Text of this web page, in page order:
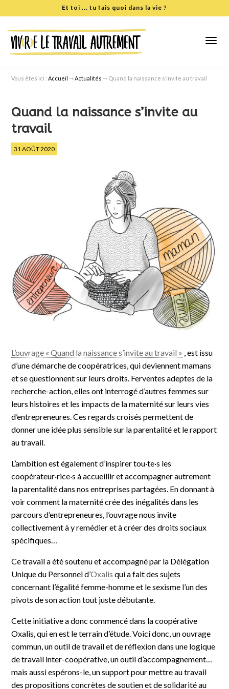
Et toi ... tu fais quoi dans la vie ?
Vous êtes ici :Accueil ⇾Actualités ⇾ Quand la naissance s’invite au travail
Quand la naissance s’invite au
travail
31 AOÛT 2020
L’ouvrage « Quand la naissance s’invite au travail » , est issu
d’une démarche de coopératrices, qui deviennent mamans
et se questionnent sur leurs droits. Ferventes adeptes de la
recherche-action, elles ont interrogé d’autres femmes sur
leurs histoires et les impacts de la maternité sur leurs vies
d’entrepreneures. Ces regards croisés permettent de
donner une idée plus sensible sur la parentalité et le rapport
au travail.
L’ambition est également d’inspirer tou·te·s les
coopérateur·rice·s à accueillir et accompagner autrement
la parentalité dans nos entreprises partagées. En donnant à
voir comment la maternité crée des inégalités dans les
parcours d’entrepreneures, l’ouvrage nous invite
collectivement à y remédier et à créer des droits sociaux
spécifiques…
Ce travail a été soutenu et accompagné par la Délégation
Unique du Personnel d’Oxalis qui a fait des sujets
concernant l’égalité femme-homme et le sexisme l’un des
pivots de son action tout juste débutante.
Cette initiative a donc commencé dans la coopérative
Oxalis, qui en est le terrain d’étude. Voici donc, un ouvrage
commun, un outil de travail et de réflexion dans une logique
de travail inter-coopérative, un outil d’accompagnement…
mais aussi espérons-le, un support pour mettre au travail
des propositions concrètes de soutien et de solidarité au